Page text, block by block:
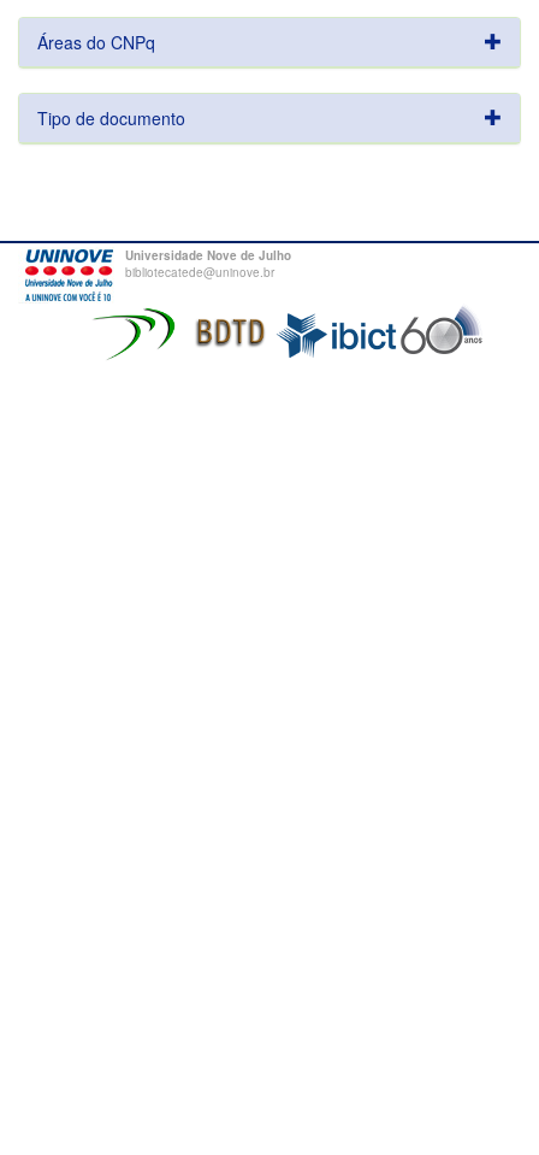
Áreas do CNPq
Tipo de documento
Universidade Nove de Julho
bibliotecatede@uninove.br